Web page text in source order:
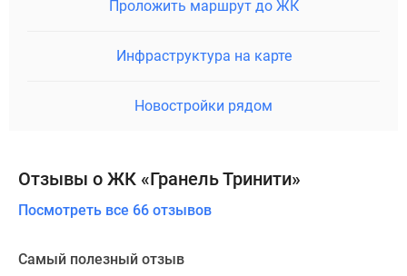
Проложить маршрут до ЖК
Инфраструктура на карте
Новостройки рядом
Отзывы о ЖК «Гранель Тринити»
Посмотреть все 66 отзывов
Самый полезный отзыв